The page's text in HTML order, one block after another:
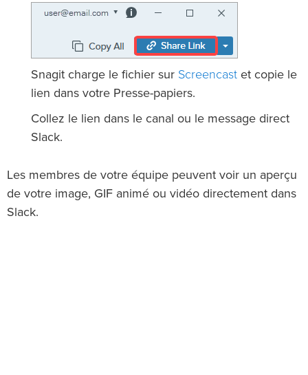
Snagit charge le fichier sur Screencast et copie le
lien dans votre Presse-papiers.
Collez le lien dans le canal ou le message direct
Slack.
Les membres de votre équipe peuvent voir un aperçu
de votre image, GIF animé ou vidéo directement dans
Slack.